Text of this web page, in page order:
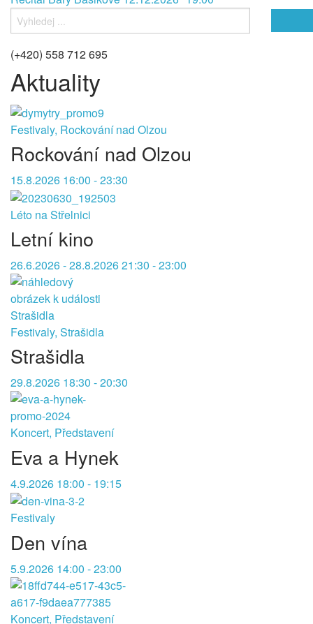
(+420) 558 712 695
Aktuality
Festivaly, Rockování nad Olzou
Rockování nad Olzou
15.8.2026 16:00 - 23:30
Léto na Střelnici
Letní kino
26.6.2026 - 28.8.2026 21:30 - 23:00
Festivaly, Strašidla
Strašidla
29.8.2026 18:30 - 20:30
Koncert, Představení
Eva a Hynek
4.9.2026 18:00 - 19:15
Festivaly
Den vína
5.9.2026 14:00 - 23:00
Koncert, Představení